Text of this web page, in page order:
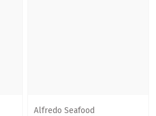
Alfredo Seafood